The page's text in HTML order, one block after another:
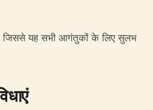
जिससे यह सभी आगंतुकों के लिए सुलभ